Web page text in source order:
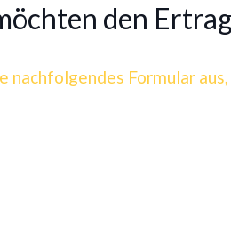
den
nachfolgendes Formular